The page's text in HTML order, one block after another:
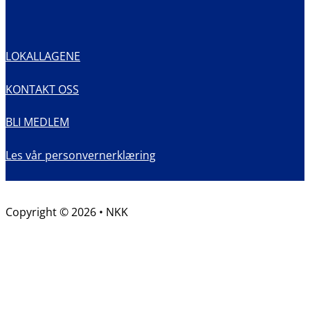
LOKALLAGENE
KONTAKT OSS
BLI MEDLEM
Les vår personvernerklæring
Copyright © 2026 • NKK